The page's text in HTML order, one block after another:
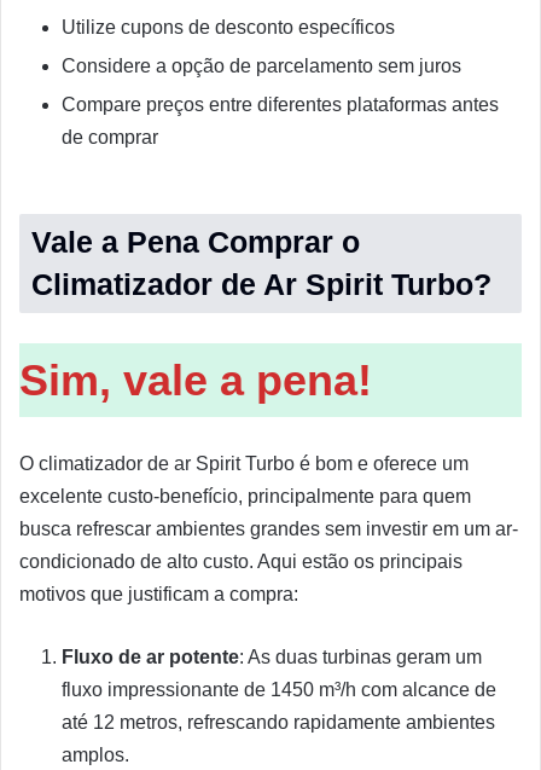
Utilize cupons de desconto específicos
Considere a opção de parcelamento sem juros
Compare preços entre diferentes plataformas antes
de comprar
Vale a Pena Comprar o
Climatizador de Ar Spirit Turbo?
Sim, vale a pena!
O climatizador de ar Spirit Turbo é bom e oferece um
excelente custo-benefício, principalmente para quem
busca refrescar ambientes grandes sem investir em um ar-
condicionado de alto custo. Aqui estão os principais
motivos que justificam a compra:
Fluxo de ar potente: As duas turbinas geram um
fluxo impressionante de 1450 m³/h com alcance de
até 12 metros, refrescando rapidamente ambientes
amplos.